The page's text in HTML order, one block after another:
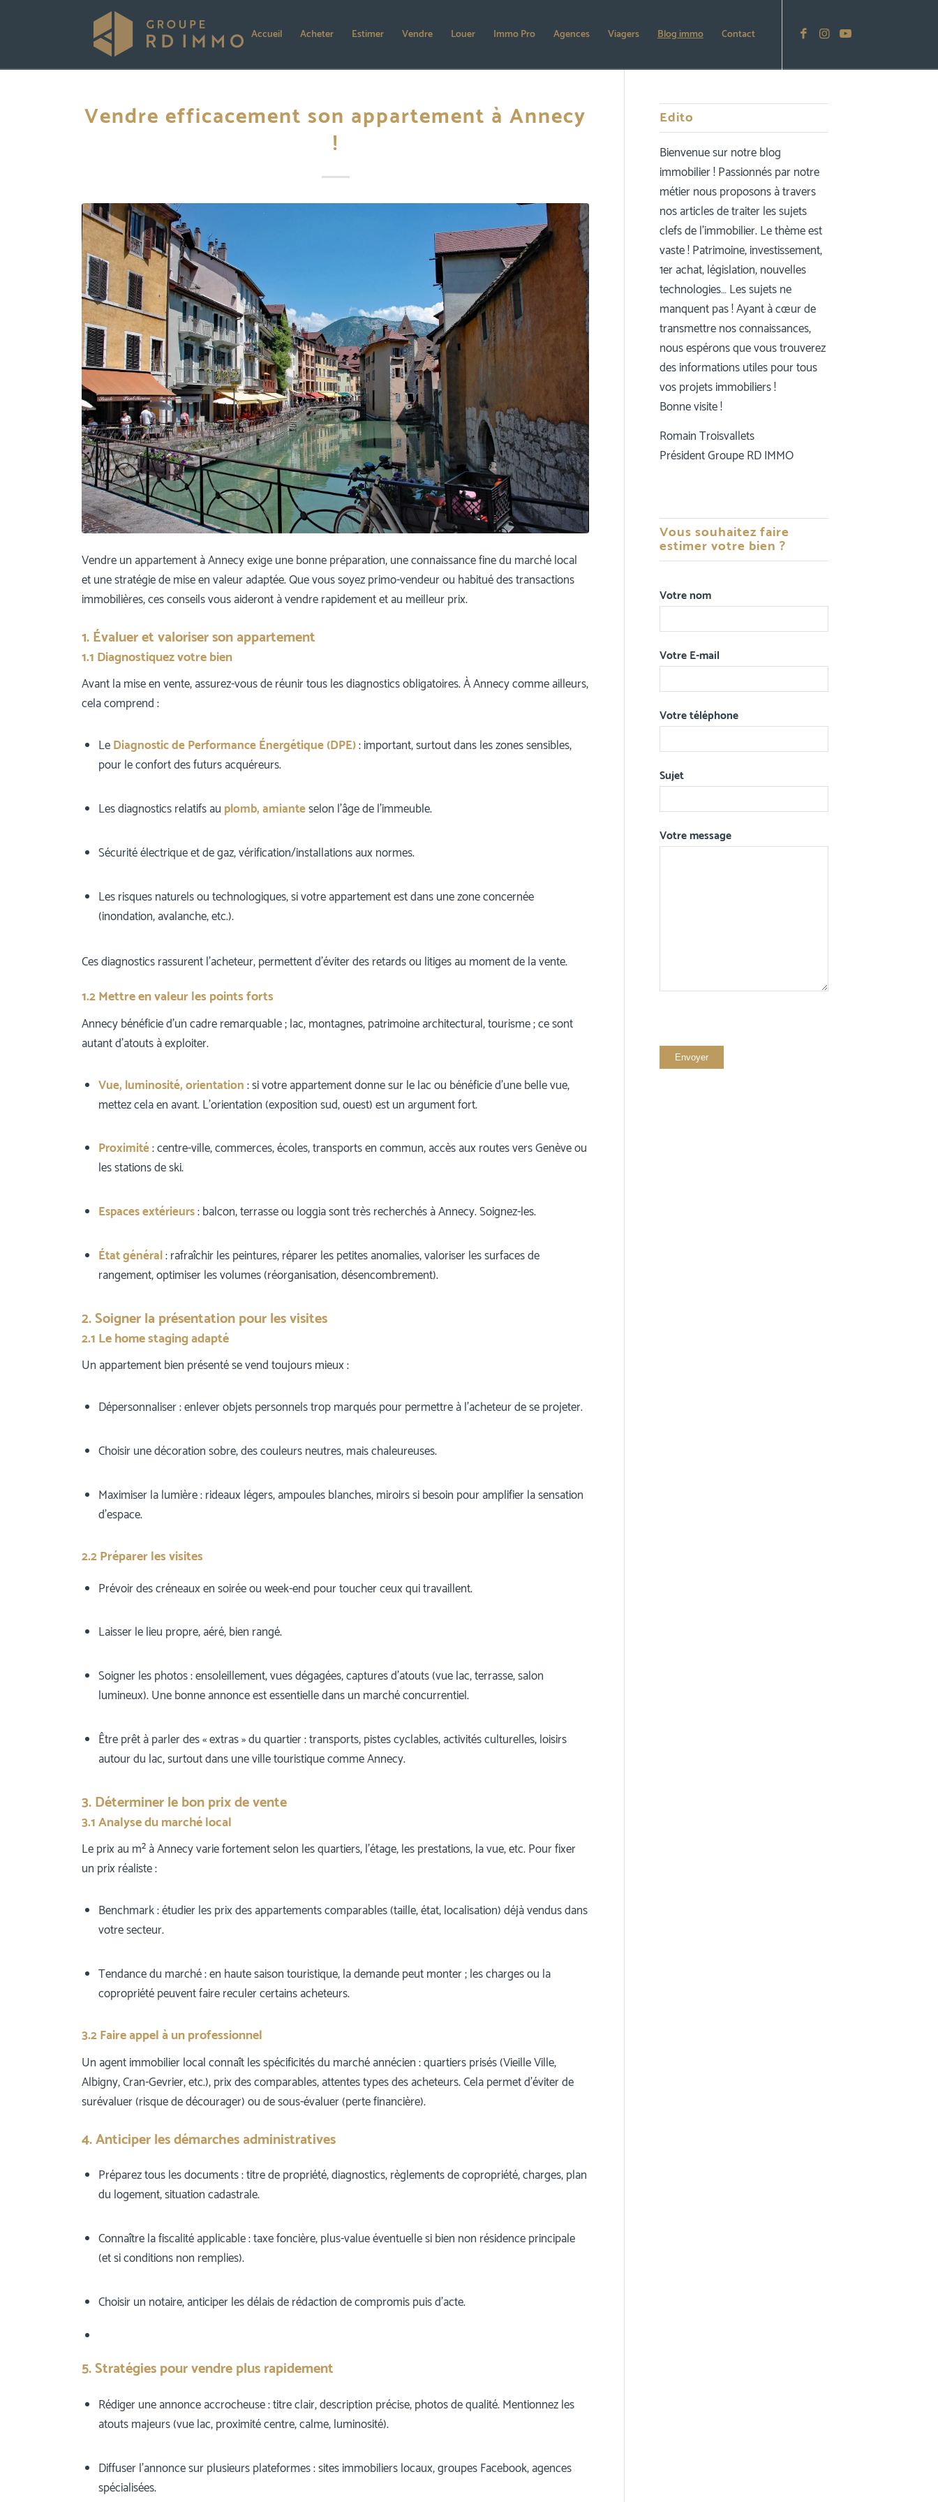
Accueil Acheter Estimer Vendre Louer Immo Pro Agences Viagers Blog immo Contact
Vendre efficacement son appartement à Annecy
!
Vendre un appartement à Annecy exige une bonne préparation, une connaissance fine du marché local
et une stratégie de mise en valeur adaptée. Que vous soyez primo-vendeur ou habitué des transactions
immobilières, ces conseils vous aideront à vendre rapidement et au meilleur prix.
1. Évaluer et valoriser son appartement
1.1 Diagnostiquez votre bien
Avant la mise en vente, assurez-vous de réunir tous les diagnostics obligatoires. À Annecy comme ailleurs,
cela comprend :
LeDiagnostic de Performance Énergétique (DPE): important, surtout dans les zones sensibles,
pour le confort des futurs acquéreurs.
Les diagnostics relatifs au plomb, amianteselon l’âge de l’immeuble.
Sécurité électrique et de gaz, vérification/installations aux normes.
Les risques naturels ou technologiques, si votre appartement est dans une zone concernée
(inondation, avalanche, etc.).
Ces diagnostics rassurent l’acheteur, permettent d’éviter des retards ou litiges au moment de la vente.
1.2 Mettre en valeur les points forts
Annecy bénéficie d’un cadre remarquable ; lac, montagnes, patrimoine architectural, tourisme ; ce sont
autant d’atouts à exploiter.
Vue, luminosité, orientation: si votre appartement donne sur le lac ou bénéficie d’une belle vue,
mettez cela en avant. L’orientation (exposition sud, ouest) est un argument fort.
Proximité: centre-ville, commerces, écoles, transports en commun, accès aux routes vers Genève ou
les stations de ski.
Espaces extérieurs: balcon, terrasse ou loggia sont très recherchés à Annecy. Soignez-les.
État général: rafraîchir les peintures, réparer les petites anomalies, valoriser les surfaces de
rangement, optimiser les volumes (réorganisation, désencombrement).
2. Soigner la présentation pour les visites
2.1 Le home staging adapté
Un appartement bien présenté se vend toujours mieux :
Dépersonnaliser : enlever objets personnels trop marqués pour permettre à l’acheteur de se projeter.
Choisir une décoration sobre, des couleurs neutres, mais chaleureuses.
Maximiser la lumière : rideaux légers, ampoules blanches, miroirs si besoin pour amplifier la sensation
d’espace.
2.2 Préparer les visites
Prévoir des créneaux en soirée ou week-end pour toucher ceux qui travaillent.
Laisser le lieu propre, aéré, bien rangé.
Soigner les photos : ensoleillement, vues dégagées, captures d’atouts (vue lac, terrasse, salon
lumineux). Une bonne annonce est essentielle dans un marché concurrentiel.
Être prêt à parler des « extras » du quartier : transports, pistes cyclables, activités culturelles, loisirs
autour du lac, surtout dans une ville touristique comme Annecy.
3. Déterminer le bon prix de vente
3.1 Analyse du marché local
Le prix au m² à Annecy varie fortement selon les quartiers, l’étage, les prestations, la vue, etc. Pour fixer
un prix réaliste :
Benchmark : étudier les prix des appartements comparables (taille, état, localisation) déjà vendus dans
votre secteur.
Tendance du marché : en haute saison touristique, la demande peut monter ; les charges ou la
copropriété peuvent faire reculer certains acheteurs.
3.2 Faire appel à un professionnel
Un agent immobilier local connaît les spécificités du marché annécien : quartiers prisés (Vieille Ville,
Albigny, Cran-Gevrier, etc.), prix des comparables, attentes types des acheteurs. Cela permet d’éviter de
surévaluer (risque de décourager) ou de sous-évaluer (perte financière).
4. Anticiper les démarches administratives
Préparez tous les documents : titre de propriété, diagnostics, règlements de copropriété, charges, plan
du logement, situation cadastrale.
Connaître la fiscalité applicable : taxe foncière, plus-value éventuelle si bien non résidence principale
(et si conditions non remplies).
Choisir un notaire, anticiper les délais de rédaction de compromis puis d’acte.
5. Stratégies pour vendre plus rapidement
Rédiger une annonce accrocheuse : titre clair, description précise, photos de qualité. Mentionnez les
atouts majeurs (vue lac, proximité centre, calme, luminosité).
Diffuser l’annonce sur plusieurs plateformes : sites immobiliers locaux, groupes Facebook, agences
spécialisées.
Edito
Bienvenue sur notre blog
immobilier ! Passionnés par notre
métier nous proposons à travers
nos articles de traiter les sujets
clefs de l’immobilier. Le thème est
vaste ! Patrimoine, investissement,
1er achat, législation, nouvelles
technologies… Les sujets ne
manquent pas ! Ayant à cœur de
transmettre nos connaissances,
nous espérons que vous trouverez
des informations utiles pour tous
vos projets immobiliers !
Bonne visite !
Romain Troisvallets
Président Groupe RD IMMO
Vous souhaitez faire
estimer votre bien ?
Votre nom
Votre E-mail
Votre téléphone
Sujet
Votre message